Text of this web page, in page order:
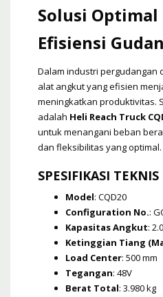
Solusi
Efisiensi
Dalam industri pergudangan
alat angkut yang efisien
meningkatkan produktivitas.
adalah Heli Reach Truck
untuk menangani beban
dan fleksibilitas yang optimal.
SPESIFIKASI TEKNIS
Model: CQD20
Configuration No.:
Kapasitas Angkut:
Ketinggian Tiang
Load Center: 500 mm
Tegangan: 48V
Berat Total: 3.980 kg